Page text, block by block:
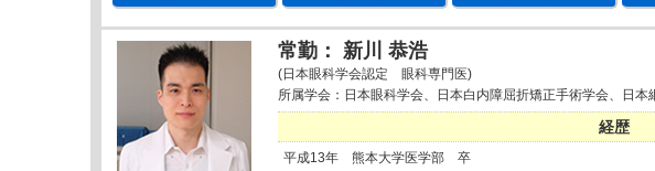
常勤： 新川 恭浩
(日本眼科学会認定 眼科専門医)
所属学会：日本眼科学会、日本白内障屈折矯正手術学会、日
経歴
平成13年 熊本大学医学部 卒